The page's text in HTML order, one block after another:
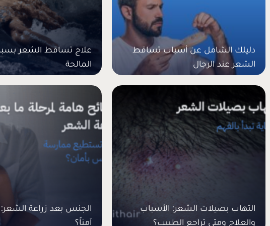
دليلك الشامل عن أسباب تساقط
الشعر عند الرجال
علاج تساقط الشعر
المالحة
التهاب بصيلات الشعر: الأسباب
والعلاج ومتى تراجع الطبيب؟
الجنس بعد زراعة
آمناً؟